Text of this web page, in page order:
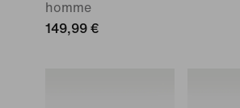
homme
149,99 €